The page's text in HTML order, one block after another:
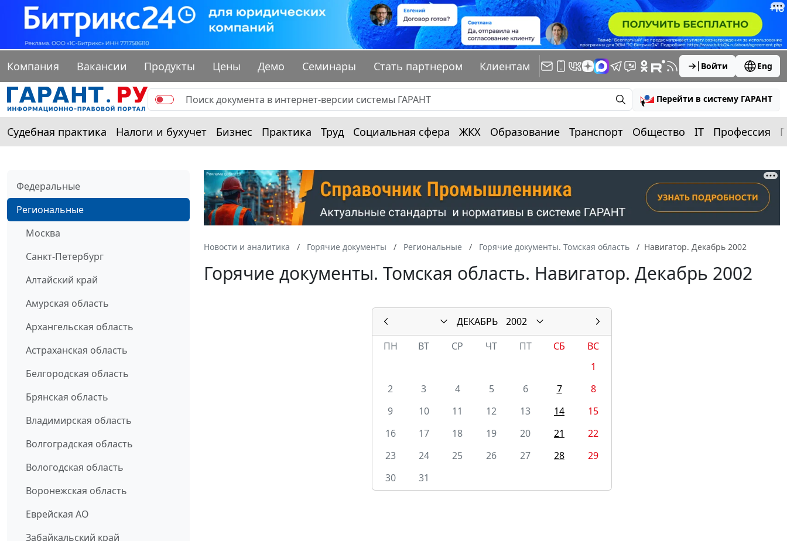
Компания Вакансии Продукты Цены Демо Семинары Стать партнером Клиентам Войти Eng
Перейти в систему ГАРАНТ
Судебная практика Налоги и бухучет Бизнес Практика Труд Социальная сфера ЖКХ Образование Транспорт Общество IT Профессия
Федеральные
Региональные
Москва
Санкт-Петербург
Алтайский край
Амурская область
Архангельская область
Астраханская область
Белгородская область
Брянская область
Владимирская область
Волгоградская область
Вологодская область
Воронежская область
Еврейская АО
Забайкальский край
Новости и аналитика Горячие документы Региональные Горячие документы. Томская область Навигатор. Декабрь 2002
Горячие документы. Томская область. Навигатор. Декабрь 2002
ДЕКАБРЬ
2002
ПН
ВТ СР ЧТ ПТ СБ
ВС
1
2
3 4 5 6 7
8
9
10 11 12 13 14
15
16
17 18 19 20 21
22
23
24 25 26 27 28
29
30
31